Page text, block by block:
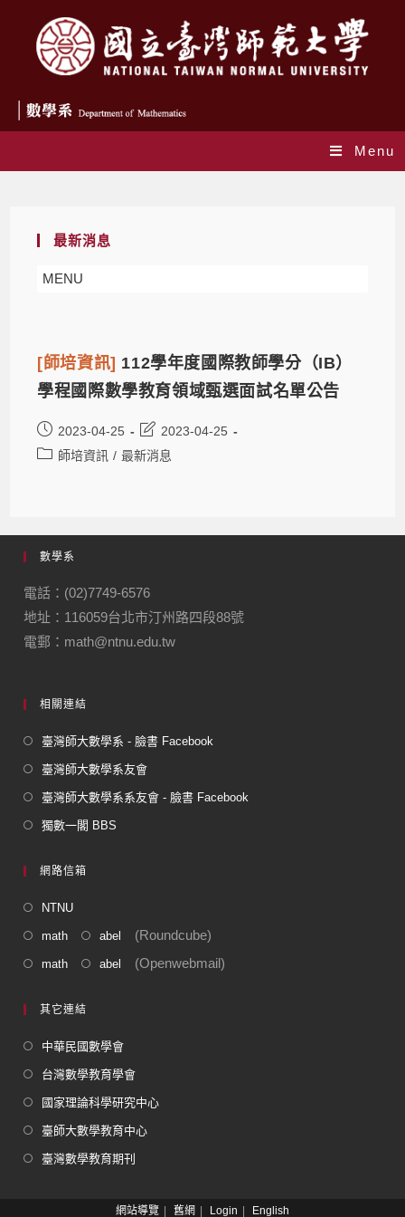
Menu
最新消息
MENU
[師培資訊] 112學年度國際教師學分（IB）
學程國際數學教育領域甄選面試名單公告
2023-04-25
2023-04-25
師培資訊 / 最新消息
數學系
電話：(02)7749-6576
地址：116059台北市汀州路四段88號
電郵：math@ntnu.edu.tw
相關連結
臺灣師大數學系 - 臉書 Facebook
臺灣師大數學系友會
臺灣師大數學系系友會 - 臉書 Facebook
獨數一閣 BBS
網路信箱
NTNU
math abel (Roundcube)
math abel (Openwebmail)
其它連結
中華民國數學會
台灣數學教育學會
國家理論科學研究中心
臺師大數學教育中心
臺灣數學教育期刊
網站導覽 舊網 Login English